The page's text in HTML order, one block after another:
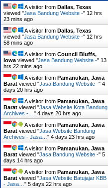
A visitor from Dallas, Texas
viewed "Jasa Bandung Website -" 12 hrs
23 mins ago
A visitor from Dallas, Texas
viewed "Jasa Bandung Website -" 12 hrs
58 mins ago
A visitor from Council Bluffs,
Iowa viewed "Jasa Bandung Website -" 13
hrs 22 mins ago
A visitor from Pamanukan, Jawa
Barat viewed "Jasa Bandung Website -" 4
days 20 hrs ago
A visitor from Pamanukan, Jawa
Barat viewed "Jasa Website Kota Bandung
Archives -… " 4 days 20 hrs ago
A visitor from Pamanukan, Jawa
Barat viewed "Jasa Website Bandung
Archives - Jasa… " 4 days 23 hrs ago
A visitor from Pamanukan, Jawa
Barat viewed "Jasa Bandung Website -" 5
days 14 hrs ago
A visitor from Pamanukan, Jawa
Barat viewed "Jasa Website Batujajar KBB
- Jasa… " 5 days 22 hrs ago